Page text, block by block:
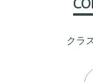
クラ